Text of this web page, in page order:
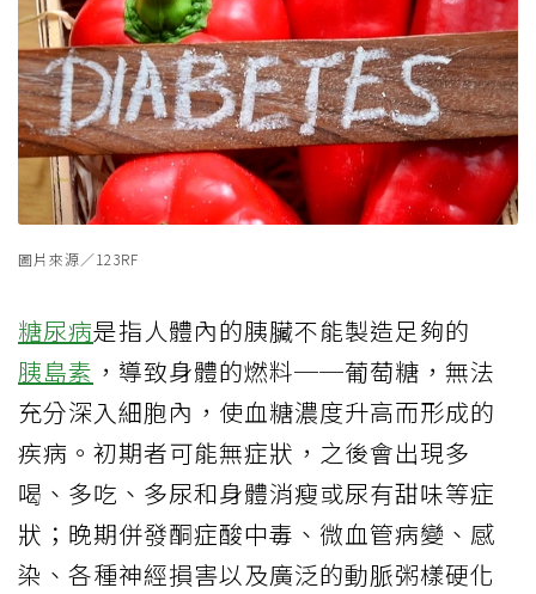
圖片來源／123RF
糖尿病是指人體內的胰臟不能製造足夠的
胰島素 ，導致身體的燃料──葡萄糖，無法
充分深入細胞內，使血糖濃度升高而形成的
疾病。初期者可能無症狀，之後會出現多
喝、多吃、多尿和身體消瘦或尿有甜味等症
狀；晚期併發酮症酸中毒、微血管病變、感
染、各種神經損害以及廣泛的動脈粥樣硬化